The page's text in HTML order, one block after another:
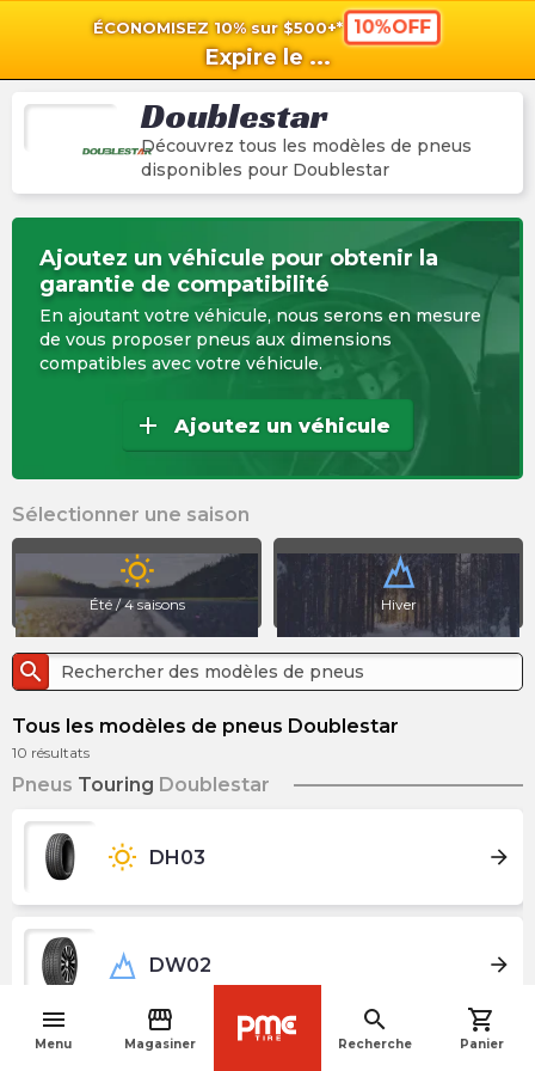
ÉCONOMISEZ 10% sur $500+* 10%OFF
Expire le ...
menu
Menu
storefront
Magasiner
search
Recherche
shopping_cart
Panier
Doublestar
Découvrez tous les modèles de pneus
disponibles pour Doublestar
Ajoutez un véhicule pour obtenir la
garantie de compatibilité
En ajoutant votre véhicule, nous serons en mesure
de vous proposer pneus aux dimensions
compatibles avec votre véhicule.
add Ajoutez un véhicule
Sélectionner une saison
wb_sunny
Été / 4 saisons Hiver
search
Tous les modèles de pneus Doublestar
10 résultats
Pneus Touring Doublestar
wb_sunny DH03 arrow_forward
DW02 arrow_forward
navigate_before